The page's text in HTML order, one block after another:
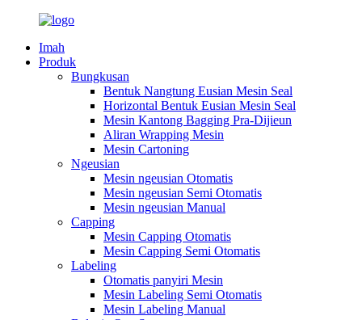
Imah
Produk
Bungkusan
Bentuk Nangtung Eusian Mesin Seal
Horizontal Bentuk Eusian Mesin Seal
Mesin Kantong Bagging Pra-Dijieun
Aliran Wrapping Mesin
Mesin Cartoning
Ngeusian
Mesin ngeusian Otomatis
Mesin ngeusian Semi Otomatis
Mesin ngeusian Manual
Capping
Mesin Capping Otomatis
Mesin Capping Semi Otomatis
Labeling
Otomatis panyiri Mesin
Mesin Labeling Semi Otomatis
Mesin Labeling Manual